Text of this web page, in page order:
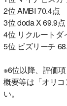
2位 AMBI 70.4点
3位 doda X 69.9点
4位 リクルートダ
5位 ビズリーチ
※6位以降、評価
概要等は「オリ
い。